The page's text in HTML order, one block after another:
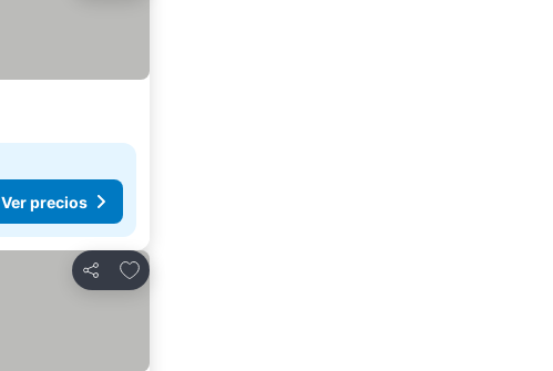
Ver precios
Compartir
Agregar a favoritos